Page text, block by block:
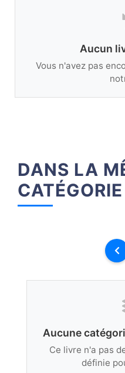
Aucun
Vous n'avez pas
DANS LA
CATÉGORIE
Aucune
Ce livre n'a pas
définie